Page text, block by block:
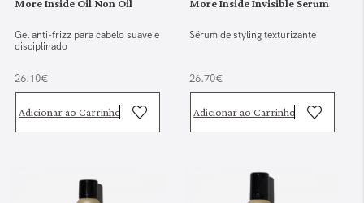
More Inside Oil Non Oil
Gel anti-frizz para cabelo suave e
disciplinado
26.10€
Adicionar ao Carrinho
More Inside Invisible Serum
Sérum de styling texturizante
26.70€
Adicionar ao Carrinho